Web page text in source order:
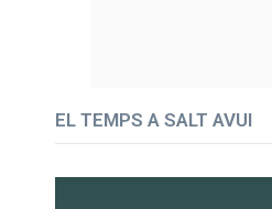
EL TEMPS A SALT AVUI